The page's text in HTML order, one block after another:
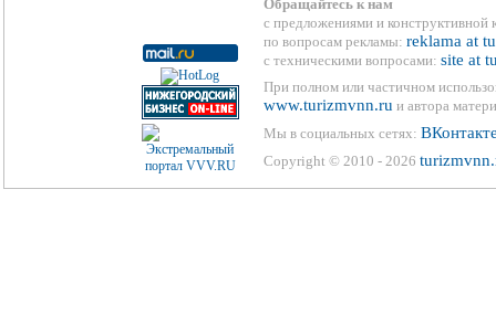
Обращайтесь к нам
с предложениями и конструктивной
по вопросам рекламы: reklama at
с техническими вопросами: site at
При полном или частичном
www.turizmvnn.ru и автора
Мы в социальных сетях:
Copyright © 2010 - 2026